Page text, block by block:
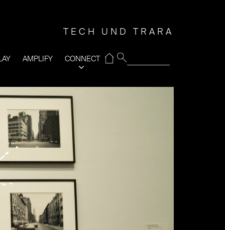
TECH UND TRARA
AMPLIFY CONNECT
⌂